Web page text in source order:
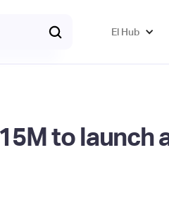
El Hub
to launch